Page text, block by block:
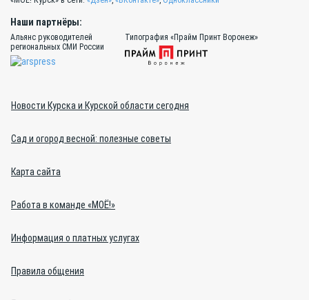
Наши партнёры:
Альянс руководителей
региональных СМИ России
Типография «Прайм Принт Воронеж»
Новости Курска и Курской области сегодня
Сад и огород весной: полезные советы
Карта сайта
Работа в команде «МОЁ!»
Информация о платных услугах
Правила общения